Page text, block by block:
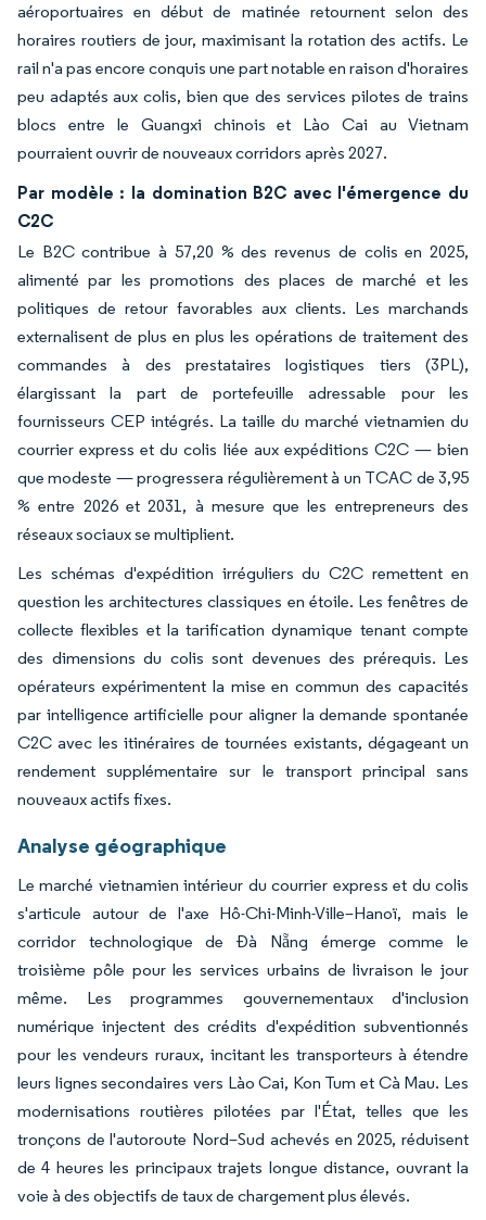
aéroportuaires en début de matinée retournent selon des
horaires routiers de jour, maximisant la rotation des actifs. Le
rail n'a pas encore conquis une part notable en raison d'horaires
peu adaptés aux colis, bien que des services pilotes de trains
blocs entre le Guangxi chinois et Lào Cai au Vietnam
pourraient ouvrir de nouveaux corridors après 2027.
Par modèle : la domination B2C avec l'émergence du
C2C
Le B2C contribue à 57,20 % des revenus de colis en 2025,
alimenté par les promotions des places de marché et les
politiques de retour favorables aux clients. Les marchands
externalisent de plus en plus les opérations de traitement des
commandes à des prestataires logistiques tiers (3PL),
élargissant la part de portefeuille adressable pour les
fournisseurs CEP intégrés. La taille du marché vietnamien du
courrier express et du colis liée aux expéditions C2C — bien
que modeste — progressera régulièrement à un TCAC de 3,95
% entre 2026 et 2031, à mesure que les entrepreneurs des
réseaux sociaux se multiplient.
Les schémas d'expédition irréguliers du C2C remettent en
question les architectures classiques en étoile. Les fenêtres de
collecte flexibles et la tarification dynamique tenant compte
des dimensions du colis sont devenues des prérequis. Les
opérateurs expérimentent la mise en commun des capacités
par intelligence artificielle pour aligner la demande spontanée
C2C avec les itinéraires de tournées existants, dégageant un
rendement supplémentaire sur le transport principal sans
nouveaux actifs fixes.
Analyse géographique
Le marché vietnamien intérieur du courrier express et du colis
s'articule autour de l'axe Hô-Chi-Minh-Ville–Hanoï, mais le
corridor technologique de Đà Nẵng émerge comme le
troisième pôle pour les services urbains de livraison le jour
même. Les programmes gouvernementaux d'inclusion
numérique injectent des crédits d'expédition subventionnés
pour les vendeurs ruraux, incitant les transporteurs à étendre
leurs lignes secondaires vers Lào Cai, Kon Tum et Cà Mau. Les
modernisations routières pilotées par l'État, telles que les
tronçons de l'autoroute Nord–Sud achevés en 2025, réduisent
de 4 heures les principaux trajets longue distance, ouvrant la
voie à des objectifs de taux de chargement plus élevés.